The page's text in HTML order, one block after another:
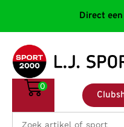
Direct
0